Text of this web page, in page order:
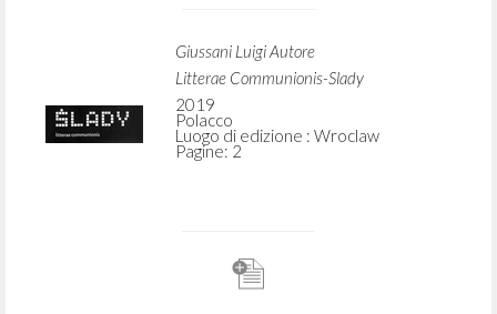
Giussani Luigi Autore
Litterae Communionis-Slady
2019
Polacco
Luogo di edizione : Wroclaw
Pagine: 2